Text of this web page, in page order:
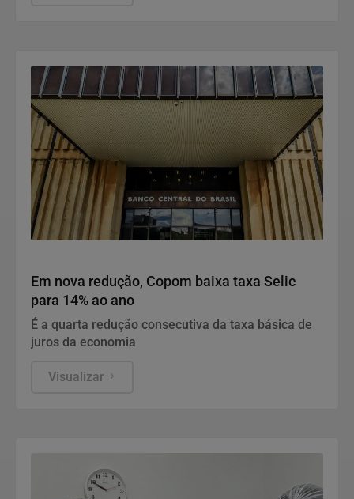
Em nova redução, Copom baixa taxa Selic
para 14% ao ano
É a quarta redução consecutiva da taxa básica de
juros da economia
Visualizar